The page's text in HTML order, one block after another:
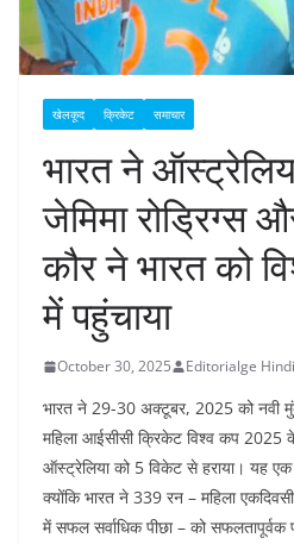
खेलकूद क्रिकेट समाचार
भारत ने
जेमिमा रोड्रिग्स
कौर ने भारत को
में पहुंचाया
October 30, 2025 Editorialge
भारत ने 29-30 अक्टूबर, 2025 को नवी
महिला आईसीसी क्रिकेट विश्व कप 2025
ऑस्ट्रेलिया को 5 विकेट से हराया। यह एक
क्योंकि भारत ने 339 रन – महिला
में सफल सर्वाधिक पीछा – को सफलतापूर्वक